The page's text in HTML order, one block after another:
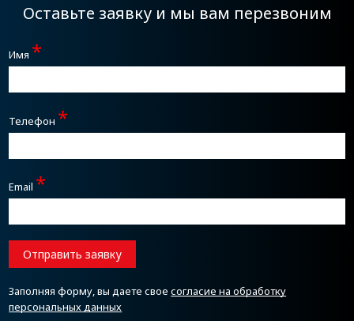
Оставьте заявку и мы вам перезвоним
Имя *
Телефон *
Email *
Отправить заявку
Заполняя форму, вы даете своесогласие на обработку
персональных данных